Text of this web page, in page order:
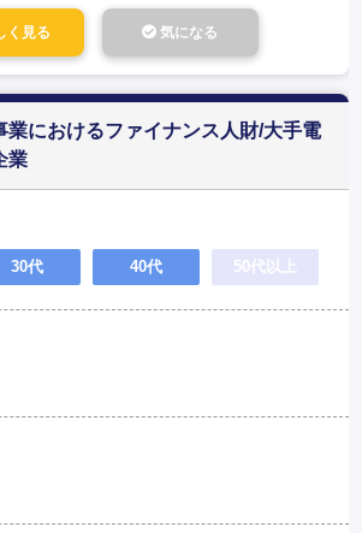
く見る 気になる
業におけるファイナンス人財/大手電
業
30代 40代 50代以上